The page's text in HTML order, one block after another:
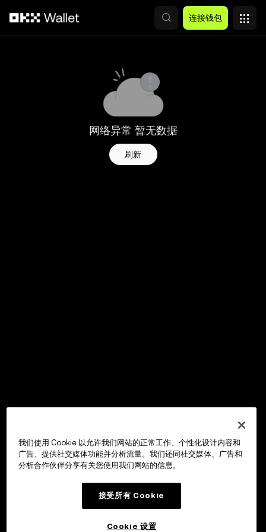
连接钱包
网络异常 暂无数据
刷新
我们使用 Cookie 以允许我们网站的正常工作、个性化设计内容和
广告、提供社交媒体功能并分析流量。我们还同社交媒体、广告和
分析合作伙伴分享有关您使用我们网站的信息。
接受所有 Cookie
Cookie 设置